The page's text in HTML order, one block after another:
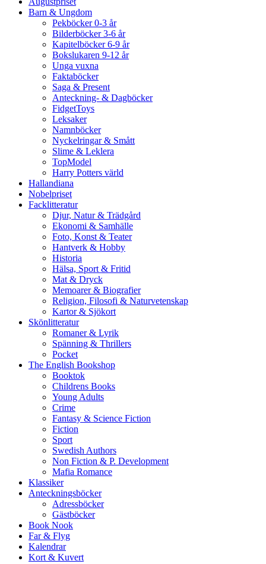
Barn & Ungdom
Pekböcker 0-3 år
Bilderböcker 3-6 år
Kapitelböcker 6-9 år
Bokslukaren 9-12 år
Unga vuxna
Faktaböcker
Saga & Present
Anteckning- & Dagböcker
FidgetToys
Leksaker
Namnböcker
Nyckelringar & Smått
Slime & Leklera
TopModel
Harry Potters värld
Hallandiana
Nobelpriset
Facklitteratur
Djur, Natur & Trädgård
Ekonomi & Samhälle
Foto, Konst & Teater
Hantverk & Hobby
Historia
Hälsa, Sport & Fritid
Mat & Dryck
Memoarer & Biografier
Religion, Filosofi & Naturvetenskap
Kartor & Sjökort
Skönlitteratur
Romaner & Lyrik
Spänning & Thrillers
Pocket
The English Bookshop
Booktok
Childrens Books
Young Adults
Crime
Fantasy & Science Fiction
Fiction
Sport
Swedish Authors
Non Fiction & P. Development
Mafia Romance
Klassiker
Anteckningsböcker
Adressböcker
Gästböcker
Book Nook
Far & Flyg
Kalendrar
Kort & Kuvert